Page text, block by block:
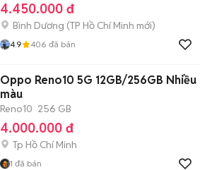
4.450.000 đ
Bình Dương (TP Hồ Chí Minh mới)
4.9 406 đã bán
Oppo Reno10 5G 12GB/256GB Nhiều
màu
Reno10 256 GB
4.000.000 đ
Tp Hồ Chí Minh
1 đã bán